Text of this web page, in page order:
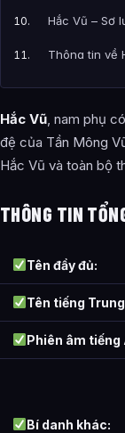
Hắc Vũ – Sơ
Thông tin về
Hắc Vũ , nam phụ
đệ của Tần Mông
Hắc Vũ và toàn bộ
THÔNG TIN
Tên đầy đủ:
Tên tiếng
Phiên âm tiếng
Bí danh khác: